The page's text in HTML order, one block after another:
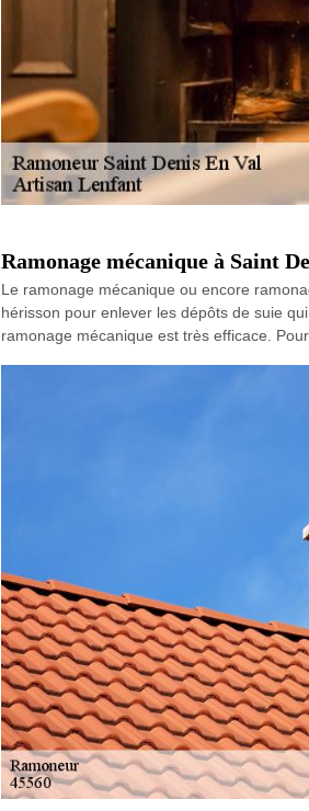
Ramonage mécanique à Saint
Le ramonage mécanique ou encore
hérisson pour enlever les dépôts de suie
ramonage mécanique est très efficace.